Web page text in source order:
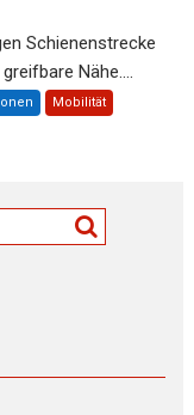
Schienenstrecke
Nähe....
Mobilität